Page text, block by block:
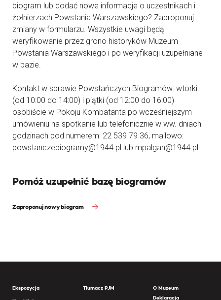
biogram lub dodać nowe informacje o uczestnikach i
żołnierzach Powstania Warszawskiego? Zaproponuj
zmiany w formularzu. Wszystkie uwagi będą
weryfikowanie przez grono historyków Muzeum
Powstania Warszawskiego i po weryfikacji uzupełniane
w bazie.
Kontakt w sprawie Powstańczych Biogramów: wtorki
(od 10:00 do 14:00) i piątki (od 12:00 do 16:00)
osobiście w Pokoju Kombatanta po wcześniejszym
umówieniu na spotkanie lub telefonicznie w ww. dniach i
godzinach pod numerem: 22 539 79 36, mailowo:
powstanczebiogramy@1944.pl lub mpalgan@1944.pl
Pomóż uzupełnić bazę biogramów
Zaproponuj nowy biogram
Ekspozycja Tłumacz PJM
O Muzeum
Deklaracja